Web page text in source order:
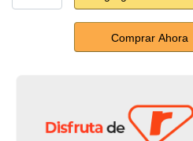
Comprar Ahora